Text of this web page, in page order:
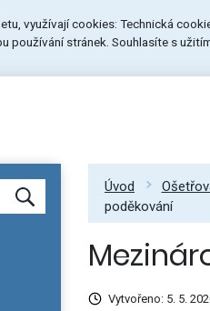
využívají cookies: Technická
používání stránek. Souhlasíte s
zdravotnictví
Úvod
poděkování
Vytvořeno: 5. 5.